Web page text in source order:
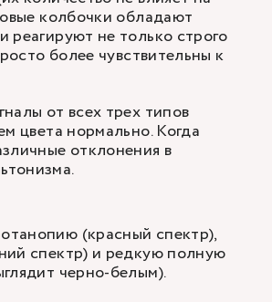
колбочки обладают
не только строго
более чувствительны к
от всех трех типов
цвета нормально. Когда
отклонения в
(красный спектр),
спектр) и редкую полную
черно-белым).